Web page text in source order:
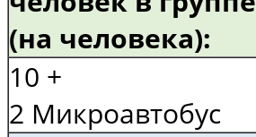
(на человека):
10 +
2 Микроавтобус